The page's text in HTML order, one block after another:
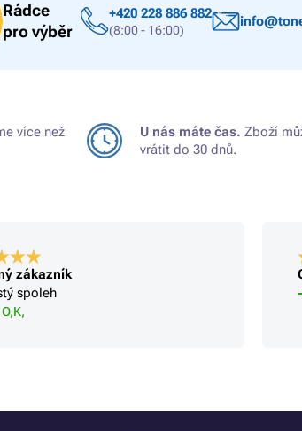
Rádce
pro výběr
+420 228 886 882
(8:00 - 16:00)
více než
U nás máte čas. Zboží
vrátit do 30 dnů.
zákazník
spoleh